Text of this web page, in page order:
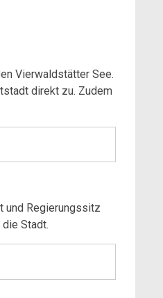
Vierwaldstätter See.
direkt zu. Zudem
und Regierungssitz
Stadt.